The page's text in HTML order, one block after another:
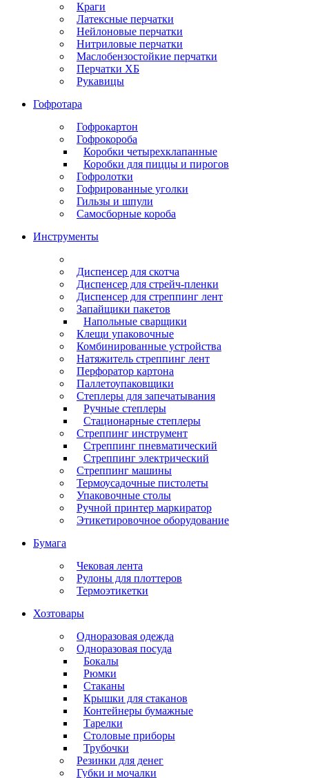
Краги
Латексные перчатки
Нейлоновые перчатки
Нитриловые перчатки
Маслобензостойкие перчатки
Перчатки ХБ
Рукавицы
Гофротара
Гофрокартон
Гофрокороба
Коробки четырехклапанные
Коробки для пиццы и пирогов
Гофролотки
Гофрированные уголки
Гильзы и шпули
Самосборные короба
Инструменты
Диспенсер для скотча
Диспенсер для стрейч-пленки
Диспенсер для стреппинг лент
Запайщики пакетов
Напольные сварщики
Клещи упаковочные
Комбинированные устройства
Натяжитель стреппинг лент
Перфоратор картона
Паллетоупаковщики
Степлеры для запечатывания
Ручные степлеры
Стационарные степлеры
Стреппинг инструмент
Стреппинг пневматический
Стреппинг электрический
Стреппинг машины
Термоусадочные пистолеты
Упаковочные столы
Ручной принтер маркиратор
Этикетировочное оборудование
Бумага
Чековая лента
Рулоны для плоттеров
Термоэтикетки
Хозтовары
Одноразовая одежда
Одноразовая посуда
Бокалы
Рюмки
Стаканы
Крышки для стаканов
Контейнеры бумажные
Тарелки
Столовые приборы
Трубочки
Резинки для денег
Губки и мочалки